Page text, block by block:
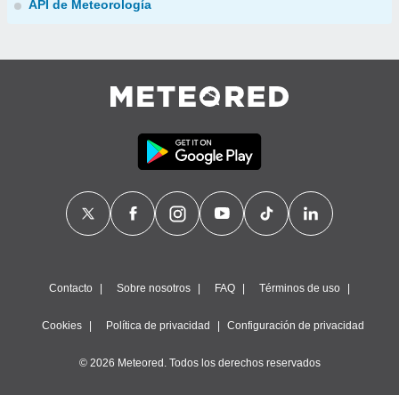
API de Meteorología
Contacto Sobre nosotros FAQ Términos de uso
Cookies Política de privacidad Configuración de privacidad
© 2026 Meteored. Todos los derechos reservados